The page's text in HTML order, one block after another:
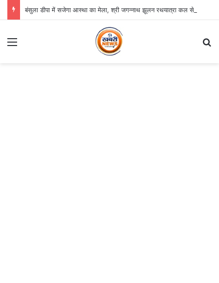
बंसुला डीपा में सजेगा आस्था का मेला, श्री जगन्नाथ झूलन रथयात्रा कल से